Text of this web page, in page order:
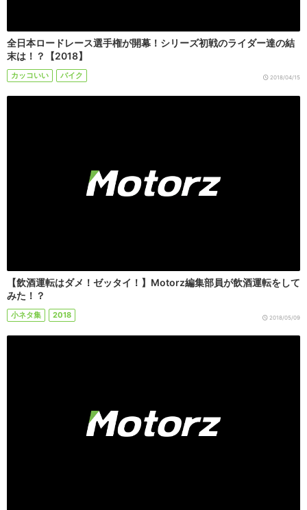
全日本ロードレース選手権が開幕！シリーズ初戦のライダー達の結
末は！？【2018】
カッコいい バイク 2018/04/15
【飲酒運転はダメ！ゼッタイ！】Motorz編集部員が飲酒運転をして
みた！？
小ネタ集 2018 2018/05/09